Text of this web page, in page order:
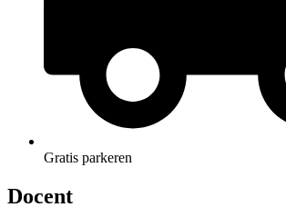
Gratis parkeren
Docent